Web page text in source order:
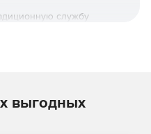
службу
того,решение
и лицензиями на ПО,
ПО, управлять
выгодных